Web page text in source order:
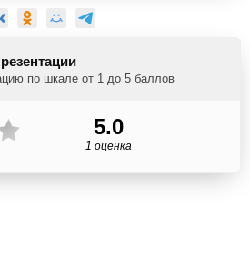
по шкале от 1 до 5 баллов
5.0
1 оценка